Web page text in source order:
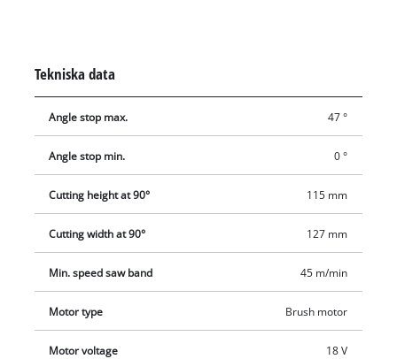
arbete för nästan alla applikationer. Den integrerade LED-
omfattar ett andra sågblad och en basram. Levereras utan
batteri och laddare, som finns tillgängliga separat, t.ex. som
ett praktiskt startset.
Tekniska data
Angle stop max. 47 °
Angle stop min. 0 °
Cutting height at 90° 115 mm
Cutting width at 90° 127 mm
Min. speed saw band 45 m/min
Motor type Brush motor
Motor voltage 18 V